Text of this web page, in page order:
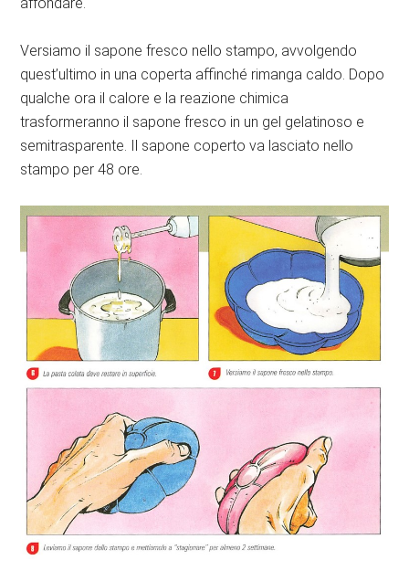
Versiamo il sapone fresco nello stampo, avvolgendo
quest’ultimo in una coperta affinché rimanga caldo. Dopo
qualche ora il calore e la reazione chimica
trasformeranno il sapone fresco in un gel gelatinoso e
semitrasparente. Il sapone coperto va lasciato nello
stampo per 48 ore.